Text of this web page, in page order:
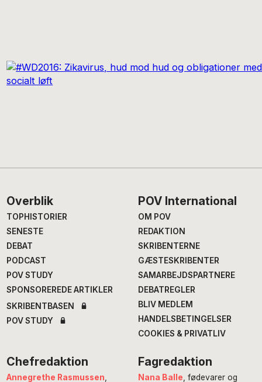
Footer
Overblik
TOPHISTORIER
SENESTE
DEBAT
PODCAST
POV STUDY
SPONSOREREDE ARTIKLER
SKRIBENTBASEN
POV STUDY
POV International
OM POV
REDAKTION
SKRIBENTERNE
GÆSTESKRIBENTER
SAMARBEJDSPARTNERE
DEBATREGLER
BLIV MEDLEM
HANDELSBETINGELSER
COOKIES & PRIVATLIV
Chefredaktion
Annegrethe Rasmussen,
Fagredaktion
Nana Balle, fødevarer og